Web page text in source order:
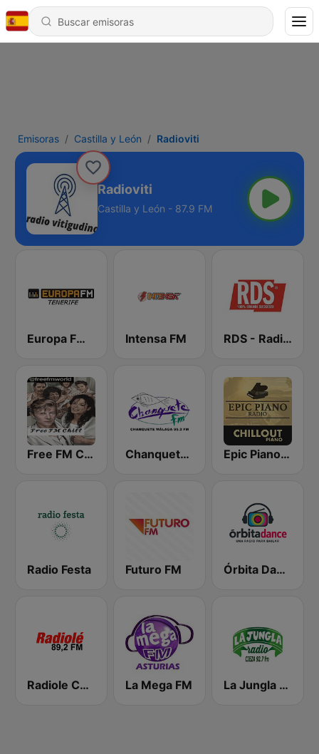
Emisoras Castilla y León Radioviti
Radioviti
Castilla y León - 87.9 FM
Europa FM Tenerife 103.3 Intensa FM RDS - Radio Dimensione Suono
Free FM Chill Chanquete FM Costa del Sol Epic Piano - CHILLOUT PIANO
Radio Festa Futuro FM Órbita Dance
Radiole Costa de la Luz La Mega FM La Jungla Radio Cieza